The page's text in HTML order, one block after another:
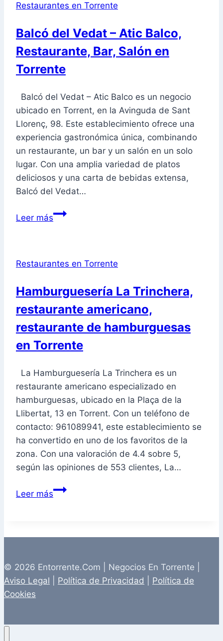
Restaurantes en Torrente
Balcó del Vedat – Atic Balco,
Restaurante, Bar, Salón en
Torrente
Balcó del Vedat – Atic Balco es un negocio
ubicado en Torrent, en la Avinguda de Sant
Llorenç, 98. Este establecimiento ofrece una
experiencia gastronómica única, combinando
un restaurante, un bar y un salón en un solo
lugar. Con una amplia variedad de platos
deliciosos y una carta de bebidas extensa,
Balcó del Vedat…
Leer másBalcó
Atic
Restaurante,
Bar,
Salón
en
Torrente
Restaurantes en Torrente
Hamburguesería La Trinchera,
restaurante americano,
restaurante de hamburguesas
en Torrente
La Hamburguesería La Trinchera es un
restaurante americano especializado en
hamburguesas, ubicado en la Plaça de la
Llibertat, 13 en Torrent. Con un teléfono de
contacto: 961089941, este establecimiento se
ha convertido en uno de los favoritos de la
zona. Con una valoración de 4.4 sobre 5,
según las opiniones de 553 clientes, La…
Leer másHamburguesería
de
hamburguesas
© 2026 Entorrente.Com | Negocios En Torrente |
Aviso Legal
Política de Privacidad
Política de
Cookies